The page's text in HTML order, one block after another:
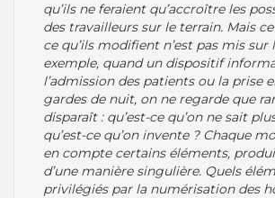
qu’ils ne feraient qu’accroître les
des travailleurs sur le terrain. Mais
ce qu’ils modifient n’est pas mis sur
exemple, quand un dispositif
l’admission des patients ou la prise
gardes de nuit, on ne regarde que
disparaît : qu’est-ce qu’on ne sait
qu’est-ce qu’on invente ? Chaque
en compte certains éléments,
d’une manière singulière. Quels
privilégiés par la numérisation des